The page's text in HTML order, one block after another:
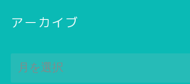
アーカイブ
ア
ー